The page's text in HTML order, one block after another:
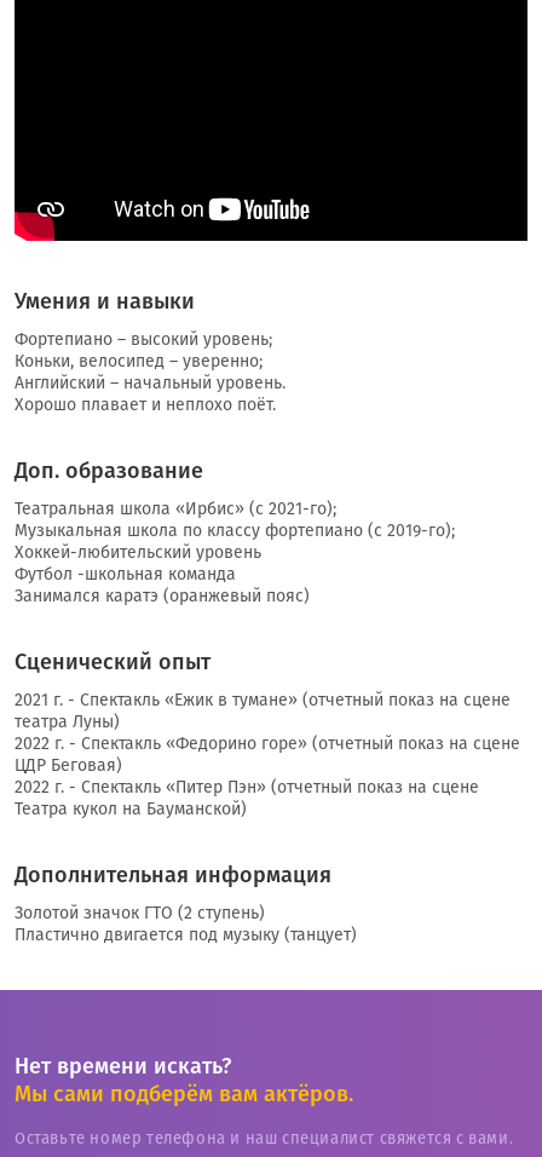
Умения и навыки
Фортепиано – высокий уровень;
Коньки, велосипед – уверенно;
Английский – начальный уровень.
Хорошо плавает и неплохо поёт.
Доп. образование
Театральная школа «Ирбис» (с 2021-го);
Музыкальная школа по классу фортепиано (с 2019-го);
Хоккей-любительский уровень
Футбол -школьная команда
Занимался каратэ (оранжевый пояс)
Сценический опыт
2021 г. - Спектакль «Ежик в тумане» (отчетный показ на сцене
театра Луны)
2022 г. - Спектакль «Федорино горе» (отчетный показ на сцене
ЦДР Беговая)
2022 г. - Спектакль «Питер Пэн» (отчетный показ на сцене
Театра кукол на Бауманской)
Дополнительная информация
Золотой значок ГТО (2 ступень)
Пластично двигается под музыку (танцует)
Нет времени искать?
Мы сами подберём вам актёров.
Оставьте номер телефона и наш специалист свяжется с вами.